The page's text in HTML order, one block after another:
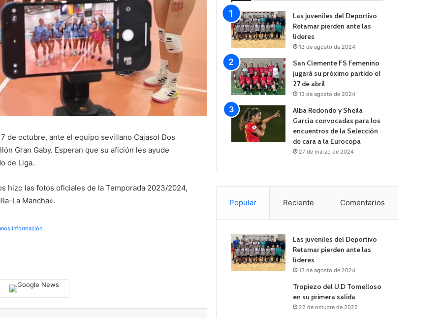
de octubre, ante el equipo sevillano Cajasol Dos
Gran Gaby. Esperan que su afición les ayude
de Liga.
hizo las fotos oficiales de la Temporada 2023/2024,
La Mancha».
información
Las juveniles del Deportivo
Retamar pierden ante las
líderes
13 de agosto de 2024
San Clemente FS Femenino
jugará su próximo partido el
27 de abril
13 de agosto de 2024
Alba Redondo y Sheila
García convocadas para los
encuentros de la Selección
de cara a la Eurocopa
27 de marzo de 2024
Popular Reciente Comentarios
Las juveniles del Deportivo
Retamar pierden ante las
líderes
13 de agosto de 2024
Tropiezo del U.D Tomelloso
en su primera salida
22 de octubre de 2022